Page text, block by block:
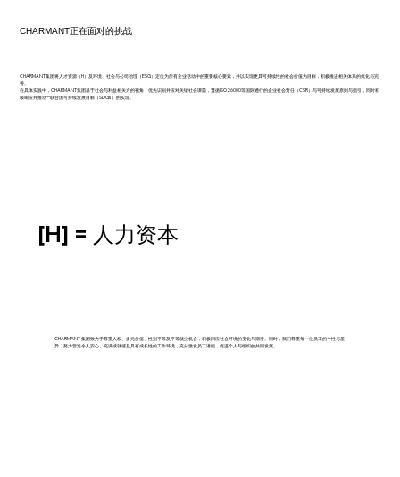
CHARMANT正在面对的挑战
CHARMANT集团将人才资源（H）及环境、社会与公司治理（ESG）定位为所有企业活动中的重要核心要素，并以实现更具可持续性的社会价值为目标，积极推进相关体系的优化与完
善。
在具体实践中，CHARMANT集团基于社会与利益相关方的视角，优先识别并应对关键社会课题，遵循ISO26000等国际通行的企业社会责任（CSR）与可持续发展原则与指引，同时积
极响应并推动**联合国可持续发展目标（SDGs）的实现。
[H] = 人力资本
CHARMANT 集团致力于尊重人权、多元价值、性别平等及平等就业机会，积极回应社会环境的变化与期待。同时，我们尊重每一位员工的个性与差
异，努力营造令人安心、充满成就感且具有成长性的工作环境，充分激发员工潜能，促进个人与组织的共同发展。